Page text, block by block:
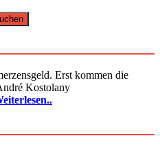
Erst kommen die
Kostolany